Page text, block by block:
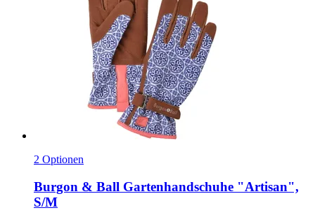
2 Optionen
Burgon & Ball Gartenhandschuhe "Artisan",
S/M